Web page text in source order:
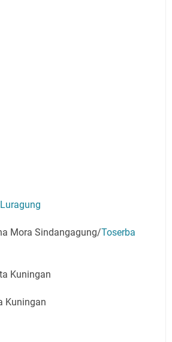
Mora Sindangagung/Toserba
Kuningan
Kuningan